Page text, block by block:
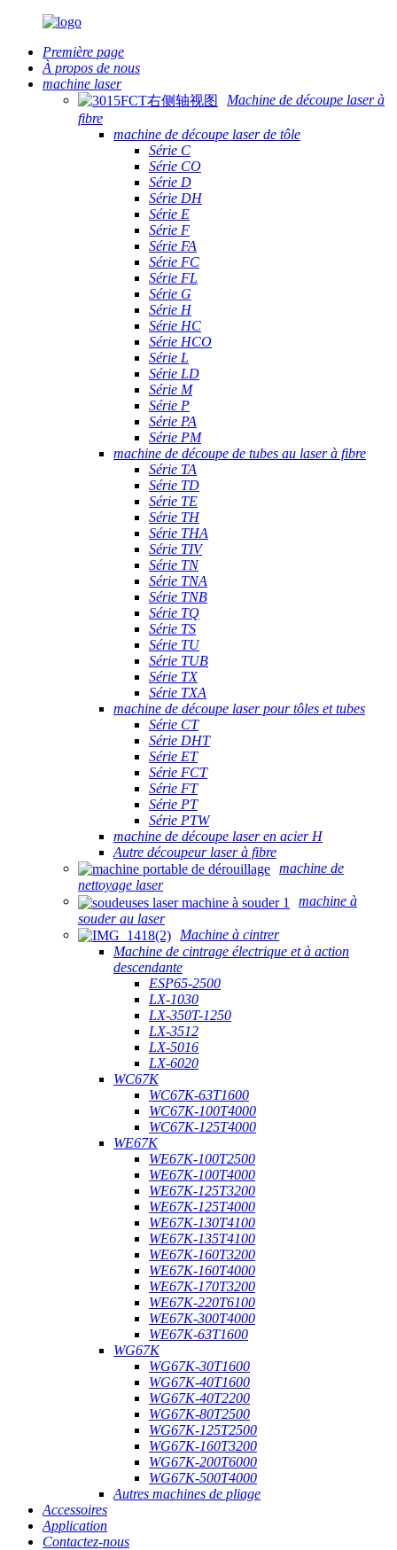
Première page
À propos de nous
machine laser
Machine de découpe laser à
fibre
machine de découpe laser de tôle
Série C
Série CO
Série D
Série DH
Série E
Série F
Série FA
Série FC
Série FL
Série G
Série H
Série HC
Série HCO
Série L
Série LD
Série M
Série P
Série PA
Série PM
machine de découpe de tubes au laser à fibre
Série TA
Série TD
Série TE
Série TH
Série THA
Série TIV
Série TN
Série TNA
Série TNB
Série TQ
Série TS
Série TU
Série TUB
Série TX
Série TXA
machine de découpe laser pour tôles et tubes
Série CT
Série DHT
Série ET
Série FCT
Série FT
Série PT
Série PTW
machine de découpe laser en acier H
Autre découpeur laser à fibre
machine de
nettoyage laser
machine à
souder au laser
Machine à cintrer
Machine de cintrage électrique et à action
descendante
ESP65-2500
LX-1030
LX-350T-1250
LX-3512
LX-5016
LX-6020
WC67K
WC67K-63T1600
WC67K-100T4000
WC67K-125T4000
WE67K
WE67K-100T2500
WE67K-100T4000
WE67K-125T3200
WE67K-125T4000
WE67K-130T4100
WE67K-135T4100
WE67K-160T3200
WE67K-160T4000
WE67K-170T3200
WE67K-220T6100
WE67K-300T4000
WE67K-63T1600
WG67K
WG67K-30T1600
WG67K-40T1600
WG67K-40T2200
WG67K-80T2500
WG67K-125T2500
WG67K-160T3200
WG67K-200T6000
WG67K-500T4000
Autres machines de pliage
Accessoires
Application
Contactez-nous